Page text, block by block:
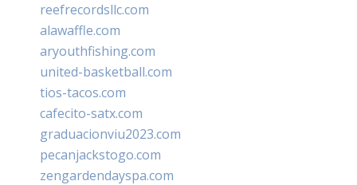
reefrecordsllc.com
alawaffle.com
aryouthfishing.com
united-basketball.com
tios-tacos.com
cafecito-satx.com
graduacionviu2023.com
pecanjackstogo.com
zengardendayspa.com